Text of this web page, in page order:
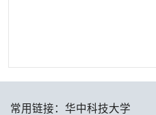
常用链接： 华中科技大学